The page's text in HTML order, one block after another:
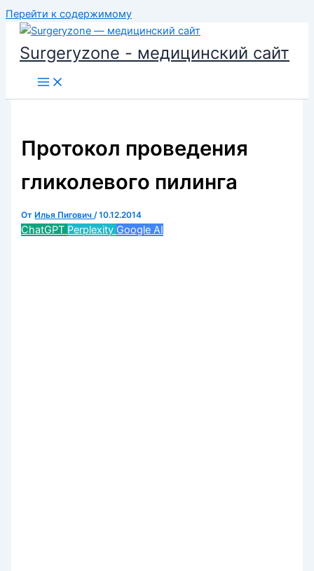
Перейти к содержимому
Surgeryzone - медицинский сайт
Протокол проведения
гликолевого пилинга
От Илья Пигович/10.12.2014
ChatGPT Perplexity Google AI